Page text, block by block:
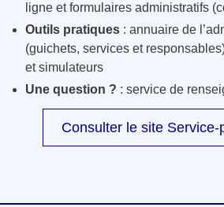
ligne et formulaires administratifs
Outils pratiques : annuaire de
(guichets, services et
et simulateurs
Une question ? : service de
Consulter le site Service-